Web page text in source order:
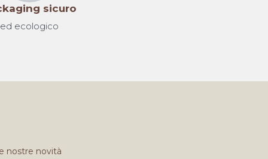
sicuro
ed ecologico
nostre novità